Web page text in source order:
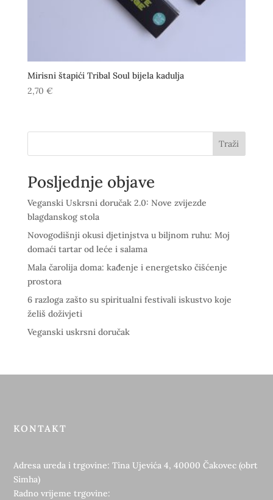
Mirisni štapići Tribal Soul bijela kadulja
2,70 €
Traži
Posljednje objave
Veganski Uskrsni doručak 2.0: Nove zvijezde
blagdanskog stola
Novogodišnji okusi djetinjstva u biljnom ruhu: Moj
domaći tartar od leće i salama
Mala čarolija doma: kađenje i energetsko čišćenje
prostora
6 razloga zašto su spiritualni festivali iskustvo koje
želiš doživjeti
Veganski uskrsni doručak
KONTAKT
Adresa ureda i trgovine: Tina Ujevića 4, 40000 Čakovec (obrt
Simha)
Radno vrijeme trgovine: